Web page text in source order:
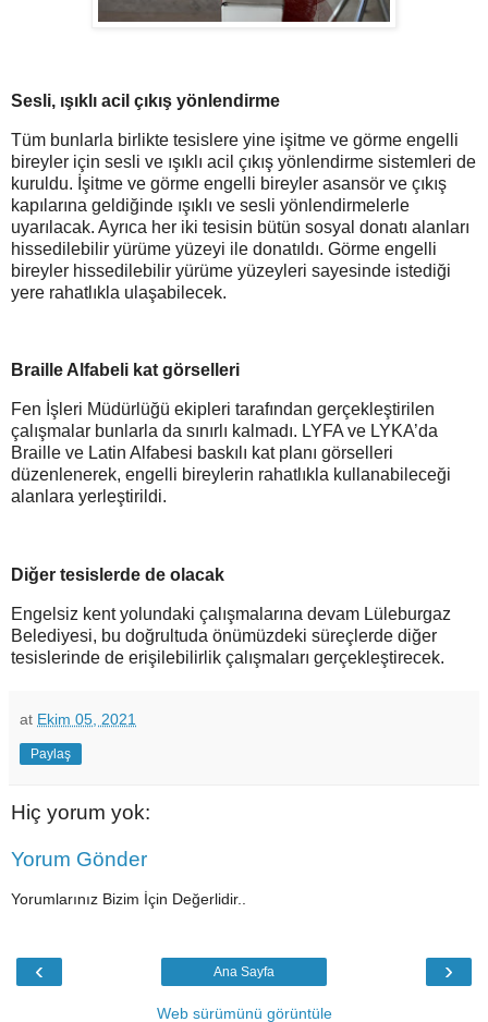
Sesli, ışıklı acil çıkış yönlendirme
Tüm bunlarla birlikte tesislere yine işitme ve görme engelli
bireyler için sesli ve ışıklı acil çıkış yönlendirme sistemleri de
kuruldu. İşitme ve görme engelli bireyler asansör ve çıkış
kapılarına geldiğinde ışıklı ve sesli yönlendirmelerle
uyarılacak. Ayrıca her iki tesisin bütün sosyal donatı alanları
hissedilebilir yürüme yüzeyi ile donatıldı. Görme engelli
bireyler hissedilebilir yürüme yüzeyleri sayesinde istediği
yere rahatlıkla ulaşabilecek.
Braille Alfabeli kat görselleri
Fen İşleri Müdürlüğü ekipleri tarafından gerçekleştirilen
çalışmalar bunlarla da sınırlı kalmadı. LYFA ve LYKA’da
Braille ve Latin Alfabesi baskılı kat planı görselleri
düzenlenerek, engelli bireylerin rahatlıkla kullanabileceği
alanlara yerleştirildi.
Diğer tesislerde de olacak
Engelsiz kent yolundaki çalışmalarına devam Lüleburgaz
Belediyesi, bu doğrultuda önümüzdeki süreçlerde diğer
tesislerinde de erişilebilirlik çalışmaları gerçekleştirecek.
at Ekim 05, 2021
Paylaş
Hiç yorum yok:
Yorum Gönder
Yorumlarınız Bizim İçin Değerlidir..
‹ ›
Ana Sayfa
Web sürümünü görüntüle